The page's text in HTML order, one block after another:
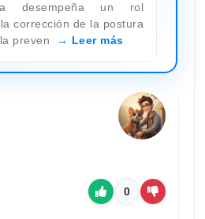
desempeña un rol
corrección de la postura
preven
Leer más
0